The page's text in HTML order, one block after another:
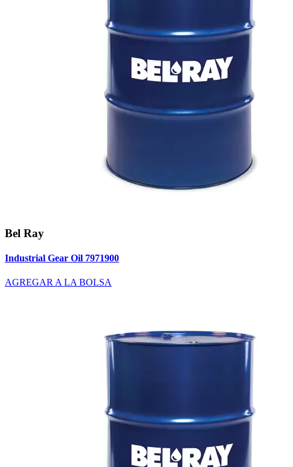
Bel Ray
Industrial Gear Oil 7971900
AGREGAR A LA BOLSA